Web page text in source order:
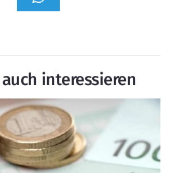
interessieren